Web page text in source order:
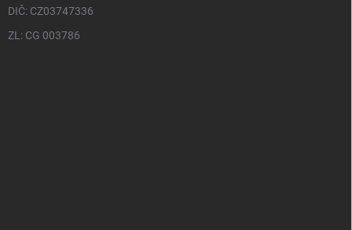
DIČ: CZ03747336
ZL: CG 003786